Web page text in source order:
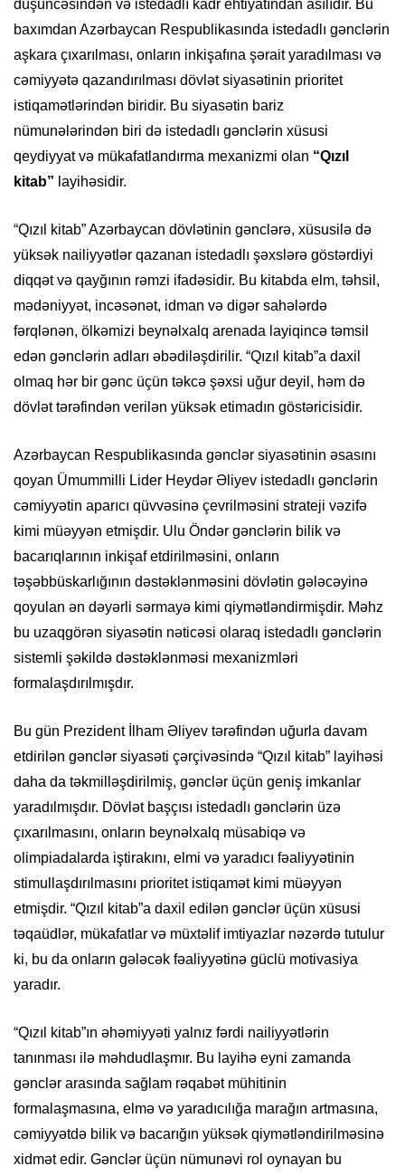
düşüncəsindən və istedadlı kadr ehtiyatından asılıdır. Bu
baxımdan Azərbaycan Respublikasında istedadlı gənclərin
aşkara çıxarılması, onların inkişafına şərait yaradılması və
cəmiyyətə qazandırılması dövlət siyasətinin prioritet
istiqamətlərindən biridir. Bu siyasətin bariz
nümunələrindən biri də istedadlı gənclərin xüsusi
qeydiyyat və mükafatlandırma mexanizmi olan “Qızıl
kitab” layihəsidir.
“Qızıl kitab” Azərbaycan dövlətinin gənclərə, xüsusilə də
yüksək nailiyyətlər qazanan istedadlı şəxslərə göstərdiyi
diqqət və qayğının rəmzi ifadəsidir. Bu kitabda elm, təhsil,
mədəniyyət, incəsənət, idman və digər sahələrdə
fərqlənən, ölkəmizi beynəlxalq arenada layiqincə təmsil
edən gənclərin adları əbədiləşdirilir. “Qızıl kitab”a daxil
olmaq hər bir gənc üçün təkcə şəxsi uğur deyil, həm də
dövlət tərəfindən verilən yüksək etimadın göstəricisidir.
Azərbaycan Respublikasında gənclər siyasətinin əsasını
qoyan Ümummilli Lider Heydər Əliyev istedadlı gənclərin
cəmiyyətin aparıcı qüvvəsinə çevrilməsini strateji vəzifə
kimi müəyyən etmişdir. Ulu Öndər gənclərin bilik və
bacarıqlarının inkişaf etdirilməsini, onların
təşəbbüskarlığının dəstəklənməsini dövlətin gələcəyinə
qoyulan ən dəyərli sərmayə kimi qiymətləndirmişdir. Məhz
bu uzaqgörən siyasətin nəticəsi olaraq istedadlı gənclərin
sistemli şəkildə dəstəklənməsi mexanizmləri
formalaşdırılmışdır.
Bu gün Prezident İlham Əliyev tərəfindən uğurla davam
etdirilən gənclər siyasəti çərçivəsində “Qızıl kitab” layihəsi
daha da təkmilləşdirilmiş, gənclər üçün geniş imkanlar
yaradılmışdır. Dövlət başçısı istedadlı gənclərin üzə
çıxarılmasını, onların beynəlxalq müsabiqə və
olimpiadalarda iştirakını, elmi və yaradıcı fəaliyyətinin
stimullaşdırılmasını prioritet istiqamət kimi müəyyən
etmişdir. “Qızıl kitab”a daxil edilən gənclər üçün xüsusi
təqaüdlər, mükafatlar və müxtəlif imtiyazlar nəzərdə tutulur
ki, bu da onların gələcək fəaliyyətinə güclü motivasiya
yaradır.
“Qızıl kitab”ın əhəmiyyəti yalnız fərdi nailiyyətlərin
tanınması ilə məhdudlaşmır. Bu layihə eyni zamanda
gənclər arasında sağlam rəqabət mühitinin
formalaşmasına, elmə və yaradıcılığa marağın artmasına,
cəmiyyətdə bilik və bacarığın yüksək qiymətləndirilməsinə
xidmət edir. Gənclər üçün nümunəvi rol oynayan bu